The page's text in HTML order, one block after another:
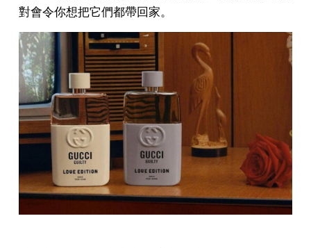
對會令你想把它們都帶回家。